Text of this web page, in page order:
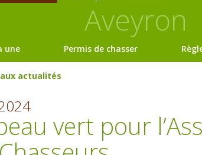
Aveyron
une Permis de chasser
actualités
vert pour